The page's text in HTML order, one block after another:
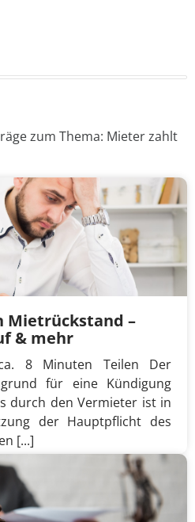
zum Thema: Mieter zahlt
Mietrückstand –
& mehr
8 Minuten Teilen Der
für eine Kündigung
durch den Vermieter ist in
der Hauptpflicht des
[...]